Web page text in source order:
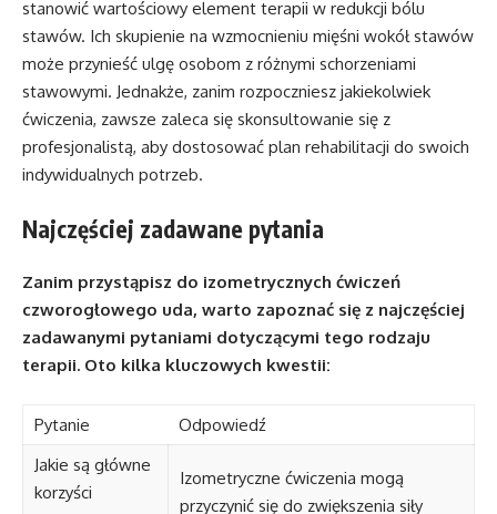
stanowić wartościowy element terapii w redukcji bólu
stawów. Ich skupienie na wzmocnieniu mięśni wokół stawów
może przynieść ulgę osobom z różnymi schorzeniami
stawowymi. Jednakże, zanim rozpoczniesz jakiekolwiek
ćwiczenia, zawsze zaleca się skonsultowanie się z
profesjonalistą, aby dostosować plan rehabilitacji do swoich
indywidualnych potrzeb.
Najczęściej zadawane pytania
Zanim przystąpisz do izometrycznych ćwiczeń
czworogłowego uda, warto zapoznać się z najczęściej
zadawanymi pytaniami dotyczącymi tego rodzaju
terapii. Oto kilka kluczowych kwestii:
Pytanie
Odpowiedź
Jakie są główne
korzyści
Izometryczne ćwiczenia mogą
przyczynić się do zwiększenia siły